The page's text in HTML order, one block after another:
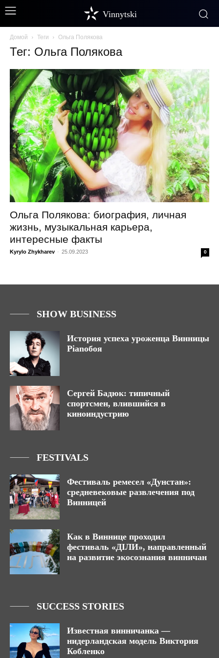
Vinnytski
Домой Теги Ольга Полякова
Тег: Ольга Полякова
Ольга Полякова: биография, личная
жизнь, музыкальная карьера,
интересные факты
Kyrylo Zhykharev - 25.09.2023 0
SHOW BUSINESS
История успеха уроженца Винницы
Pianoбоя
Сергей Бадюк: типичный
спортсмен, влившийся в
киноиндустрию
FESTIVALS
Фестиваль ремесел «Дунстан»:
средневековые развлечения под
Винницей
Как в Виннице проходил
фестиваль «ДІЛИ», направленный
на развитие экосознания винничан
SUCCESS STORIES
Известная винничанка —
нидерландская модель Виктория
Кобленко